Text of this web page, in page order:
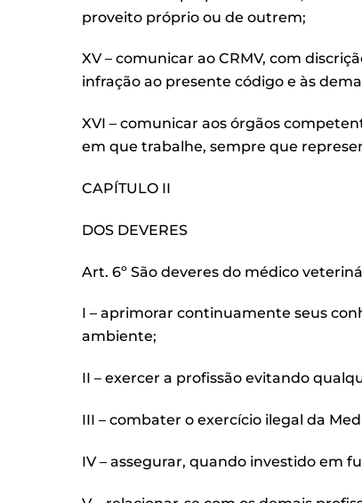
proveito próprio ou de outrem;
XV – comunicar ao CRMV, com
infração ao presente código e às
XVI – comunicar aos órgãos
em que trabalhe, sempre que
CAPÍTULO II
DOS DEVERES
Art. 6º São deveres do médico
I – aprimorar continuamente seus
ambiente;
II – exercer a profissão evitando
III – combater o exercício ilegal da
IV – assegurar, quando investido em